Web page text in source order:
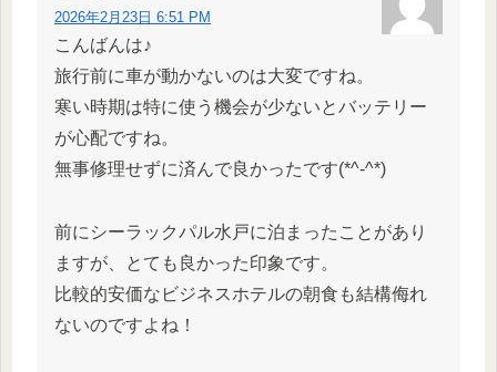
2026年2月23日 6:51 PM
こんばんは♪
旅行前に車が動かないのは大変ですね。
寒い時期は特に使う機会が少ないとバッテリー
が心配ですね。
無事修理せずに済んで良かったです(*^-^*)
前にシーラックパル水戸に泊まったことがあり
ますが、とても良かった印象です。
比較的安価なビジネスホテルの朝食も結構侮れ
ないのですよね！